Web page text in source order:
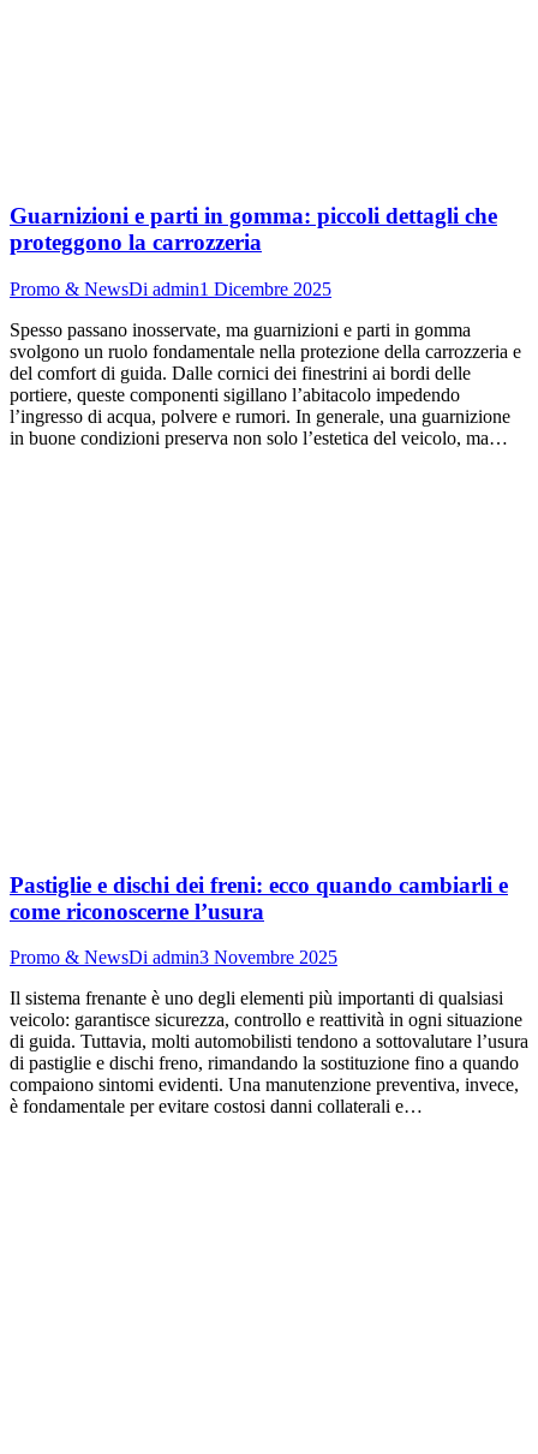
Guarnizioni e parti in gomma: piccoli dettagli che
proteggono la carrozzeria
Promo & NewsDi admin1 Dicembre 2025
Spesso passano inosservate, ma guarnizioni e parti in gomma
svolgono un ruolo fondamentale nella protezione della carrozzeria e
del comfort di guida. Dalle cornici dei finestrini ai bordi delle
portiere, queste componenti sigillano l’abitacolo impedendo
l’ingresso di acqua, polvere e rumori. In generale, una guarnizione
in buone condizioni preserva non solo l’estetica del veicolo, ma…
Pastiglie e dischi dei freni: ecco quando cambiarli e
come riconoscerne l’usura
Promo & NewsDi admin3 Novembre 2025
Il sistema frenante è uno degli elementi più importanti di qualsiasi
veicolo: garantisce sicurezza, controllo e reattività in ogni situazione
di guida. Tuttavia, molti automobilisti tendono a sottovalutare l’usura
di pastiglie e dischi freno, rimandando la sostituzione fino a quando
compaiono sintomi evidenti. Una manutenzione preventiva, invece,
è fondamentale per evitare costosi danni collaterali e…